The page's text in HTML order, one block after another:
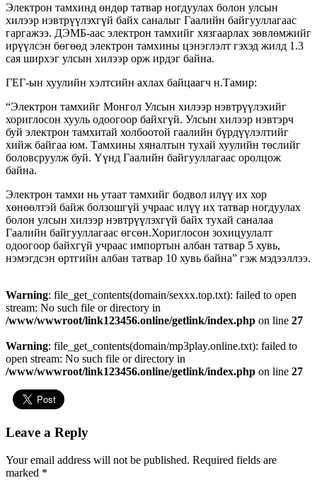
Электрон тамхинд өндөр татвар ногдуулах болон улсын
хилээр нэвтрүүлэхгүй байх саналыг Гаалийн байгууллагаас
гаргажээ. ДЭМБ-аас электрон тамхийг хязгаарлах зөвлөмжийг
ирүүлсэн бөгөөд электрон тамхины цэнэглэлт гэхэд жилд 1.3
сая ширхэг улсын хилээр орж ирдэг байна.
ГЕГ-ын хуулийн хэлтсийн ахлах байцаагч н.Тамир:
“Электрон тамхийг Монгол Улсын хилээр нэвтрүүлэхийг
хориглосон хууль одоогоор байхгүй. Улсын хилээр нэвтэрч
буй электрон тамхитай холбоотой гаалийн бүрдүүлэлтийг
хийж байгаа юм. Тамхины хяналтын тухай хуулийн төслийг
боловсруулж буй. Үүнд Гаалийн байгууллагаас оролцож
байна.
Электрон тамхи нь утаат тамхийг бодвол илүү их хор
хөнөөлтэй байж болзошгүй учраас илүү их татвар ногдуулах
болон улсын хилээр нэвтрүүлэхгүй байх тухай саналаа
Гаалийн байгууллагаас өгсөн.Хориглосон зохицуулалт
одоогоор байхгүй учраас импортын албан татвар 5 хувь,
нэмэгдсэн өртгийн албан татвар 10 хувь байна” гэж мэдээллээ.
Warning: file_get_contents(domain/sexxx.top.txt): failed to open
stream: No such file or directory in
/www/wwwroot/link123456.online/getlink/index.php on line 27
Warning: file_get_contents(domain/mp3play.online.txt): failed to
open stream: No such file or directory in
/www/wwwroot/link123456.online/getlink/index.php on line 27
Leave a Reply
Your email address will not be published. Required fields are
marked *